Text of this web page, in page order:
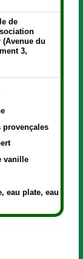
de
du
3,
provençales
vanille
eau plate, eau